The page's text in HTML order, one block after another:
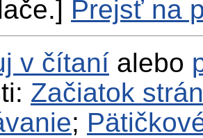
Prejsť na
v čítaní alebo
Začiatok
;